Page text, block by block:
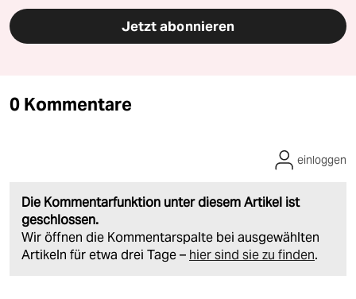
Jetzt abonnieren
0 Kommentare
Die Kommentarfunktion unter diesem Artikel ist
geschlossen.
Wir öffnen die Kommentarspalte bei ausgewählten
Artikeln für etwa drei Tage – hier sind sie zu finden.
einloggen